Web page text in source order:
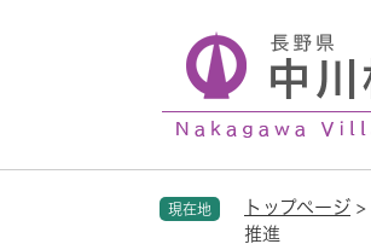
現在地 トップページ >
推進